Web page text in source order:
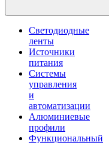
Светодиодные
ленты
Источники
питания
Системы
управления
и
автоматизации
Алюминиевые
профили
Функциональный